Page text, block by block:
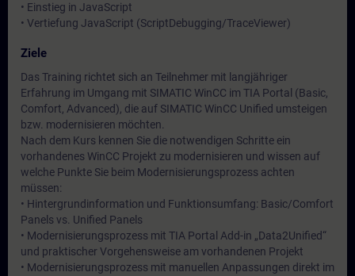
• Einstieg in JavaScript
• Vertiefung JavaScript (ScriptDebugging/TraceViewer)
Ziele
Das Training richtet sich an Teilnehmer mit langjähriger
Erfahrung im Umgang mit SIMATIC WinCC im TIA Portal (Basic,
Comfort, Advanced), die auf SIMATIC WinCC Unified umsteigen
bzw. modernisieren möchten.
Nach dem Kurs kennen Sie die notwendigen Schritte ein
vorhandenes WinCC Projekt zu modernisieren und wissen auf
welche Punkte Sie beim Modernisierungsprozess achten
müssen:
• Hintergrundinformation und Funktionsumfang: Basic/Comfort
Panels vs. Unified Panels
• Modernisierungsprozess mit TIA Portal Add-in „Data2Unified“
und praktischer Vorgehensweise am vorhandenen Projekt
• Modernisierungsprozess mit manuellen Anpassungen direkt im